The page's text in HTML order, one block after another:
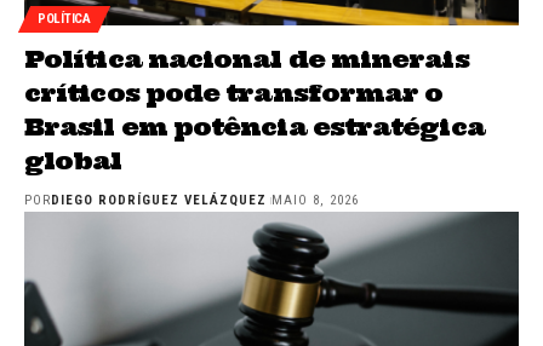
POLÍTICA
Política nacional de minerais
críticos pode transformar o
Brasil em potência estratégica
global
PORDIEGO RODRÍGUEZ VELÁZQUEZ MAIO 8, 2026